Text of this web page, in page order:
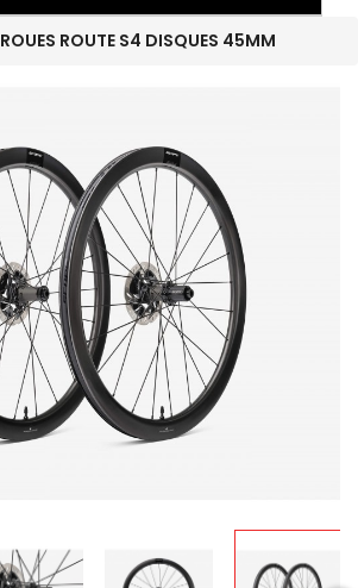
ROUES ROUTE S4 DISQUES 45MM